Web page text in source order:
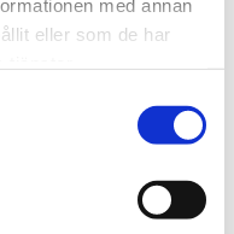
med annan
eller som de har
tryckbricka
glidplatta
rak
fläns